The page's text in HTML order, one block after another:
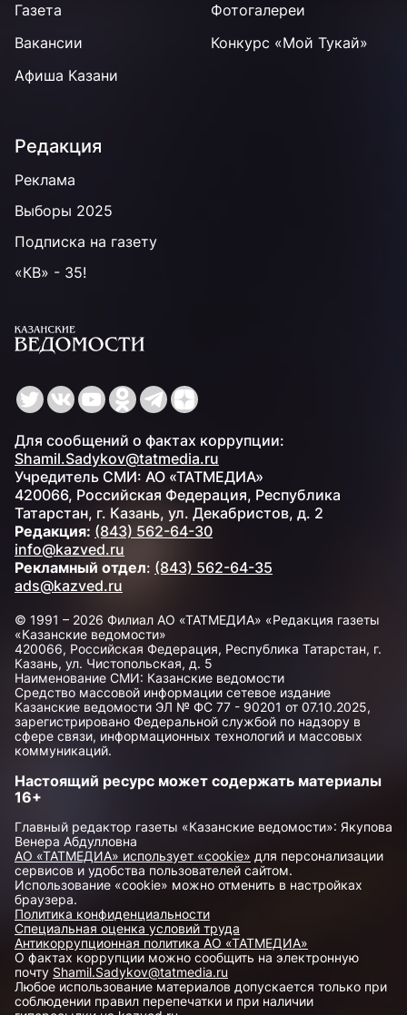
Газета
Фотогалереи
Вакансии
Конкурс «Мой Тукай»
Афиша Казани
Редакция
Реклама
Выборы 2025
Подписка на газету
«КВ» - 35!
Для сообщений о фактах коррупции:
Shamil.Sadykov@tatmedia.ru
Учредитель СМИ: АО «ТАТМЕДИА»
420066, Российская Федерация, Республика
Татарстан, г. Казань, ул. Декабристов, д. 2
Редакция: (843) 562-64-30
info@kazved.ru
Рекламный отдел: (843) 562-64-35
ads@kazved.ru
© 1991 – 2026 Филиал АО «ТАТМЕДИА» «Редакция газеты
«Казанские ведомости»
420066, Российская Федерация, Республика Татарстан, г.
Казань, ул. Чистопольская, д. 5
Наименование СМИ: Казанские ведомости
Средство массовой информации сетевое издание
Казанские ведомости ЭЛ № ФС 77 - 90201 от 07.10.2025,
зарегистрировано Федеральной службой по надзору в
сфере связи, информационных технологий и массовых
коммуникаций.
Настоящий ресурс может содержать материалы
16+
Главный редактор газеты «Казанские ведомости»: Якупова
Венера Абдулловна
АО «ТАТМЕДИА» использует «cookie» для персонализации
сервисов и удобства пользователей сайтом.
Использование «cookie» можно отменить в настройках
браузера.
Политика конфиденциальности
Специальная оценка условий труда
Антикоррупционная политика АО «ТАТМЕДИА»
О фактах коррупции можно сообщить на электронную
почту Shamil.Sadykov@tatmedia.ru
Любое использование материалов допускается только при
соблюдении правил перепечатки и при наличии